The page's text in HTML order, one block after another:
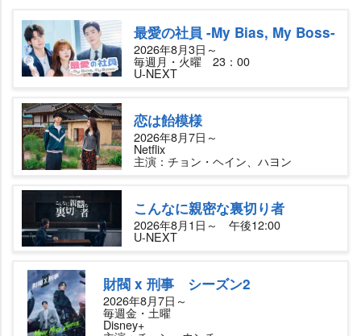
最愛の社員 -My Bias, My Boss-
2026年8月3日～
毎週月・火曜 23：00
U-NEXT
恋は飴模様
2026年8月7日～
Netflix
主演：チョン・ヘイン、ハヨン
こんなに親密な裏切り者
2026年8月1日～ 午後12:00
U-NEXT
財閥 x 刑事 シーズン2
2026年8月7日～
毎週金・土曜
Disney+